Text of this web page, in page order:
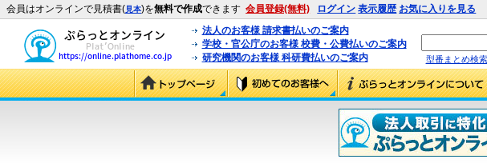
会員はオンラインで見積書(見本)を無料で作成できます 会員登録(無料) ログイン 表示履歴 お気に入りを見る
法人のお客様 請求書払いのご案内
学校・官公庁のお客様 校費・公費払いのご案内
研究機関のお客様 科研費払いのご案内
型番まとめ検